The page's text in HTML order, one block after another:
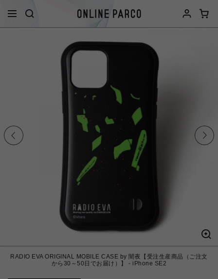
RADIO EVA ORIGINAL MOBILE CASE by 闇夜【受注生産商品（ご注文
から30～50日でお届け）】 - iPhone SE2